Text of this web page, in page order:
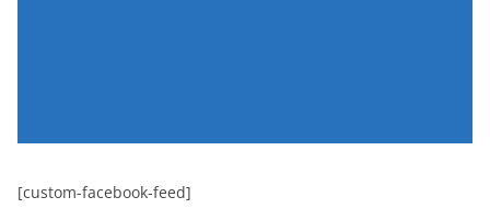
[custom-facebook-feed]